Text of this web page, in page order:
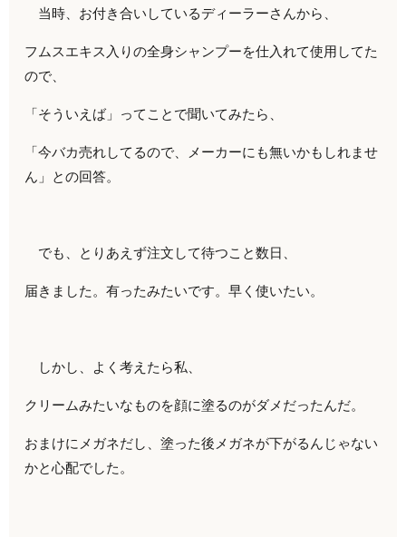
当時、お付き合いしているディーラーさんから、
フムスエキス入りの全身シャンプーを仕入れて使用してた
ので、
「そういえば」ってことで聞いてみたら、
「今バカ売れしてるので、メーカーにも無いかもしれませ
ん」との回答。
でも、とりあえず注文して待つこと数日、
届きました。有ったみたいです。早く使いたい。
しかし、よく考えたら私、
クリームみたいなものを顔に塗るのがダメだったんだ。
おまけにメガネだし、塗った後メガネが下がるんじゃない
かと心配でした。